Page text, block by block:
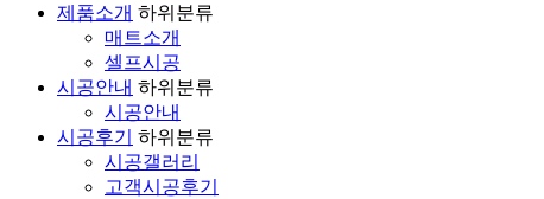
제품소개 하위분류
매트소개
셀프시공
시공안내 하위분류
시공안내
시공후기
하위분류
시공갤러리
고객시공후기